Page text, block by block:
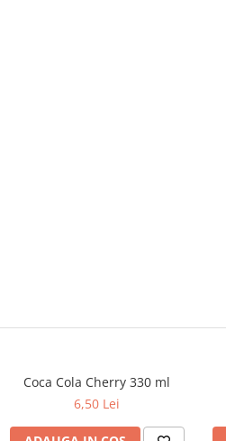
Coca Cola Cherry 330 ml
6,50 Lei